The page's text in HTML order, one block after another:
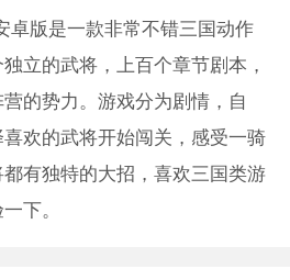
版是一款非常不错三国动作
立的武将，上百个章节剧本，
的势力。游戏分为剧情，自
欢的武将开始闯关，感受一骑
有独特的大招，喜欢三国类游
下。